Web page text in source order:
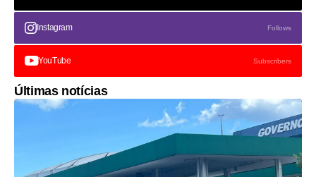
Instagram Follows
YouTube Subscribers
Últimas notícias